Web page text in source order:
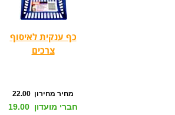
כף ענקית לאיסוף
צרכים
מחיר מחירון 22.00
חברי מועדון 19.00